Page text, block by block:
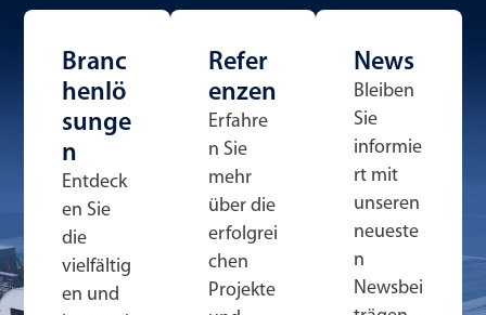
Branc
henlö
sunge
n
Entdeck
en Sie
die
vielfältig
en und
Refer
enzen
Erfahre
n Sie
mehr
über die
erfolgrei
chen
Projekte
News
Bleiben
Sie
informie
rt mit
unseren
neueste
n
Newsbei